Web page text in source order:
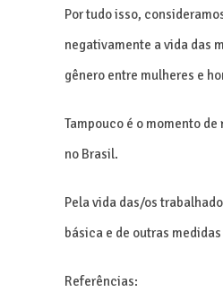
Por tudo isso,
negativamente a vida das
gênero entre mulheres e
Tampouco é o momento
no Brasil.
Pela vida das/os
básica e de outras
Referências: